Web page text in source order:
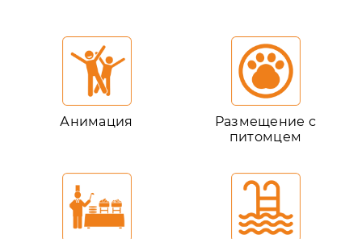
Анимация
Размещение с
питомцем